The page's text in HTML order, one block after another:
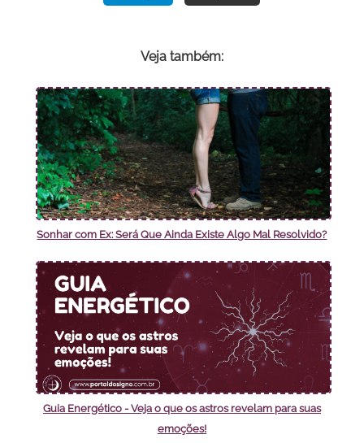
Veja também:
Sonhar com Ex: Será Que Ainda Existe Algo Mal Resolvido?
Guia Energético - Veja o que os astros revelam para suas
emoções!